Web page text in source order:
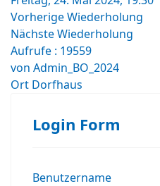
Vorherige Wiederholung
Nächste Wiederholung
Aufrufe : 19559
von Admin_BO_2024
Ort Dorfhaus
Login Form
Benutzername